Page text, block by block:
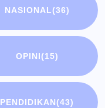
NASIONAL(36)
OPINI(15)
PENDIDIKAN(43)